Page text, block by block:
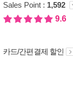
Sales Point : 1,592
9.6
카드/간편결제 할인